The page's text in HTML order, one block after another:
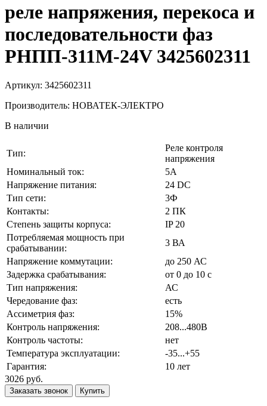
реле напряжения, перекоса и
последовательности фаз
РНПП-311М-24V 3425602311
Артикул: 3425602311
Производитель: НОВАТЕК-ЭЛЕКТРО
В наличии
Тип:
Реле контроля
напряжения
Номинальный ток:
5А
Напряжение питания:
24 DC
Тип сети:
3Ф
Контакты:
2 ПК
Степень защиты корпуса:
IP 20
Потребляемая мощность при
срабатывании:
3 ВА
Напряжение коммутации:
до 250 АС
Задержка срабатывания:
от 0 до 10 с
Тип напряжения:
АС
Чередование фаз:
есть
Ассиметрия фаз:
15%
Контроль напряжения:
208...480В
Контроль частоты:
нет
Температура эксплуатации:
-35...+55
Гарантия:
10 лет
3026 руб.
Заказать звонок Купить